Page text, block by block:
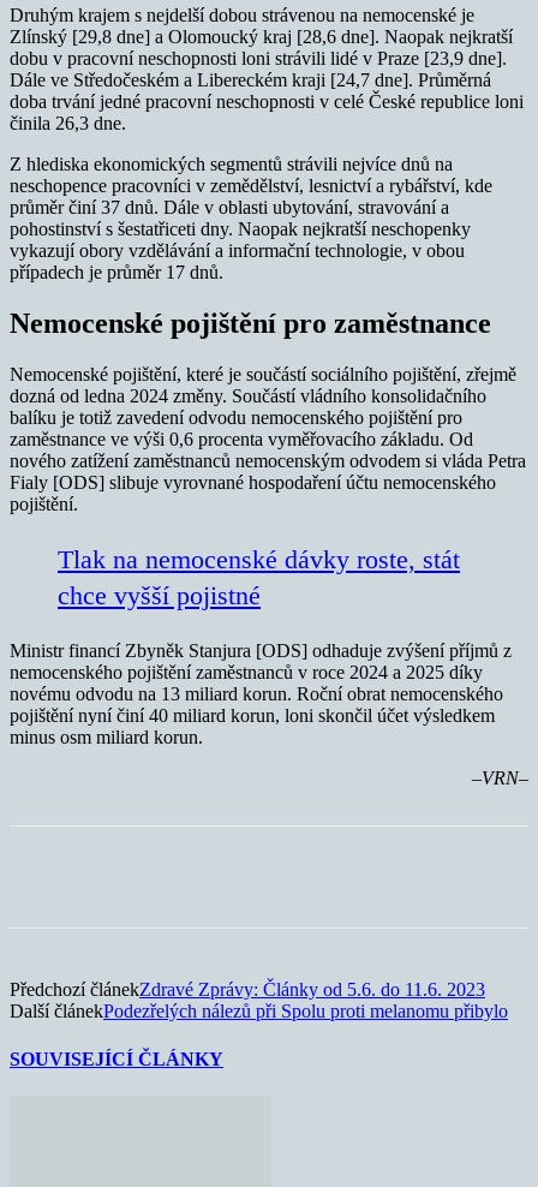
Druhým krajem s nejdelší dobou strávenou na nemocenské je
Zlínský [29,8 dne] a Olomoucký kraj [28,6 dne]. Naopak nejkratší
dobu v pracovní neschopnosti loni strávili lidé v Praze [23,9 dne].
Dále ve Středočeském a Libereckém kraji [24,7 dne]. Průměrná
doba trvání jedné pracovní neschopnosti v celé České republice loni
činila 26,3 dne.
Z hlediska ekonomických segmentů strávili nejvíce dnů na
neschopence pracovníci v zemědělství, lesnictví a rybářství, kde
průměr činí 37 dnů. Dále v oblasti ubytování, stravování a
pohostinství s šestatřiceti dny. Naopak nejkratší neschopenky
vykazují obory vzdělávání a informační technologie, v obou
případech je průměr 17 dnů.
Nemocenské pojištění pro zaměstnance
Nemocenské pojištění, které je součástí sociálního pojištění, zřejmě
dozná od ledna 2024 změny. Součástí vládního konsolidačního
balíku je totiž zavedení odvodu nemocenského pojištění pro
zaměstnance ve výši 0,6 procenta vyměřovacího základu. Od
nového zatížení zaměstnanců nemocenským odvodem si vláda Petra
Fialy [ODS] slibuje vyrovnané hospodaření účtu nemocenského
pojištění.
Tlak na nemocenské dávky roste, stát
chce vyšší pojistné
Ministr financí Zbyněk Stanjura [ODS] odhaduje zvýšení příjmů z
nemocenského pojištění zaměstnanců v roce 2024 a 2025 díky
novému odvodu na 13 miliard korun. Roční obrat nemocenského
pojištění nyní činí 40 miliard korun, loni skončil účet výsledkem
minus osm miliard korun.
–VRN–
Předchozí článekZdravé Zprávy: Články od 5.6. do 11.6. 2023
Další článekPodezřelých nálezů při Spolu proti melanomu přibylo
SOUVISEJÍCÍ ČLÁNKY